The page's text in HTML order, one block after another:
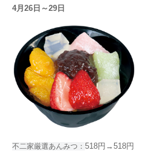
4月26日～29日
不二家厳選あんみつ： 518円→518円